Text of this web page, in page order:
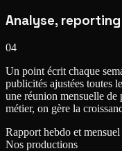
Analyse,
04
Un point écrit chaque
publicités ajustées toutes
une réunion mensuelle
métier, on gère la
Rapport hebdo et
Nos productions